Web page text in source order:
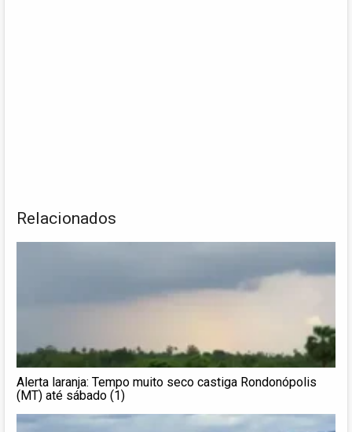
Relacionados
Alerta laranja: Tempo muito seco castiga Rondonópolis
(MT) até sábado (1)